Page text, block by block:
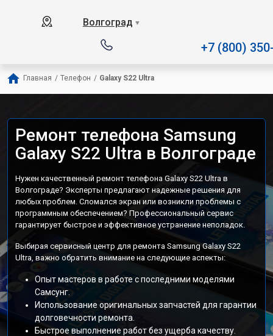
Волгоград ▼
+7 (800)
Главная / Телефон / Galaxy S22 Ultra
Ремонт телефона Samsung
Galaxy S22 Ultra в Волгограде
Нужен качественный ремонт телефона Galaxy S22 Ultra в
Волгограде? Эксперты предлагают надежные решения для
любых проблем. Сломался экран или возникли проблемы с
программным обеспечением? Профессиональный сервис
гарантирует быстрое и эффективное устранение неполадок.
Выбирая сервисный центр для ремонта Samsung Galaxy S22
Ultra, важно обратить внимание на следующие аспекты:
Опыт мастеров в работе с последними моделями
Самсунг.
Использование оригинальных запчастей для гарантии
долговечности ремонта.
Быстрое выполнение работ без ущерба качеству.